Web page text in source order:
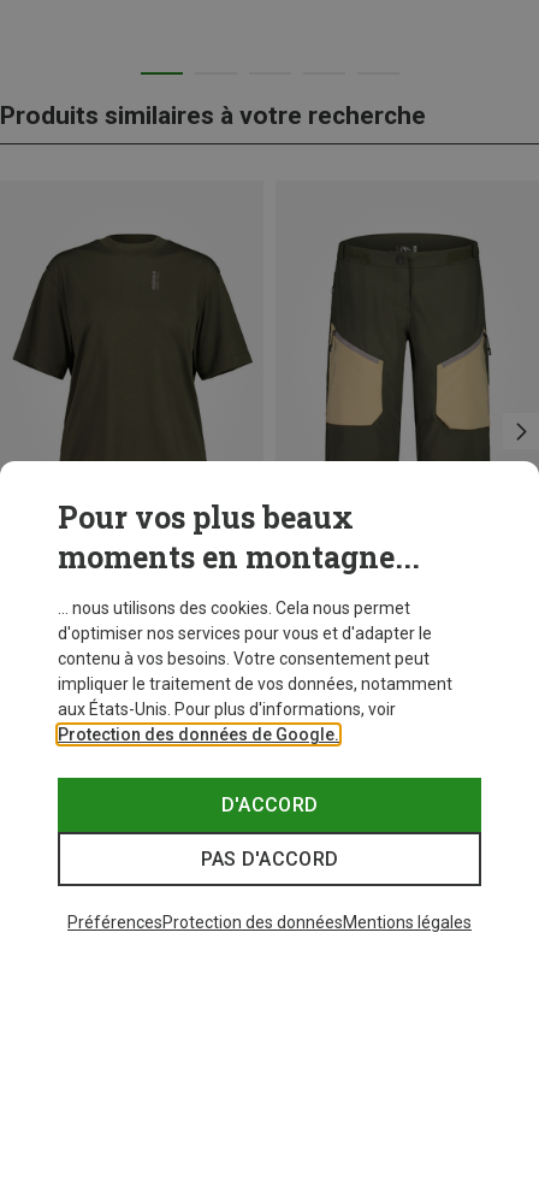
Produits similaires à votre recherche
Vous économisez 22% Vous économisez 61%
Pour vos plus beaux
moments en montagne...
... nous utilisons des cookies. Cela nous permet
d'optimiser nos services pour vous et d'adapter le
contenu à vos besoins. Votre consentement peut
impliquer le traitement de vos données, notamment
aux États-Unis. Pour plus d'informations, voir
Protection des données de Google.
D'ACCORD
PAS D'ACCORD
PréférencesProtection des donnéesMentions légales